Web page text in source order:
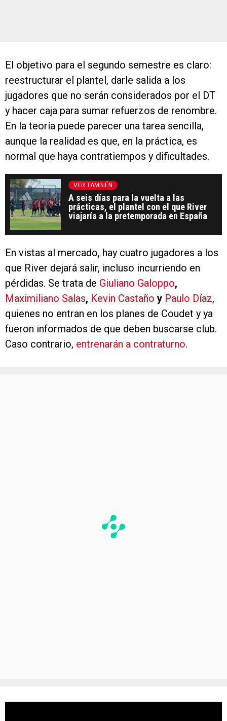
El objetivo para el segundo semestre es claro:
reestructurar el plantel, darle salida a los
jugadores que no serán considerados por el DT
y hacer caja para sumar refuerzos de renombre.
En la teoría puede parecer una tarea sencilla,
aunque la realidad es que, en la práctica, es
normal que haya contratiempos y dificultades.
VER TAMBIÉN
A seis días para la vuelta a las
prácticas, el plantel con el que River
viajaría a la pretemporada en España
En vistas al mercado, hay cuatro jugadores a los
que River dejará salir, incluso incurriendo en
pérdidas. Se trata de Giuliano Galoppo,
Maximiliano Salas, Kevin Castaño y Paulo Díaz,
quienes no entran en los planes de Coudet y ya
fueron informados de que deben buscarse club.
Caso contrario, entrenarán a contraturno.